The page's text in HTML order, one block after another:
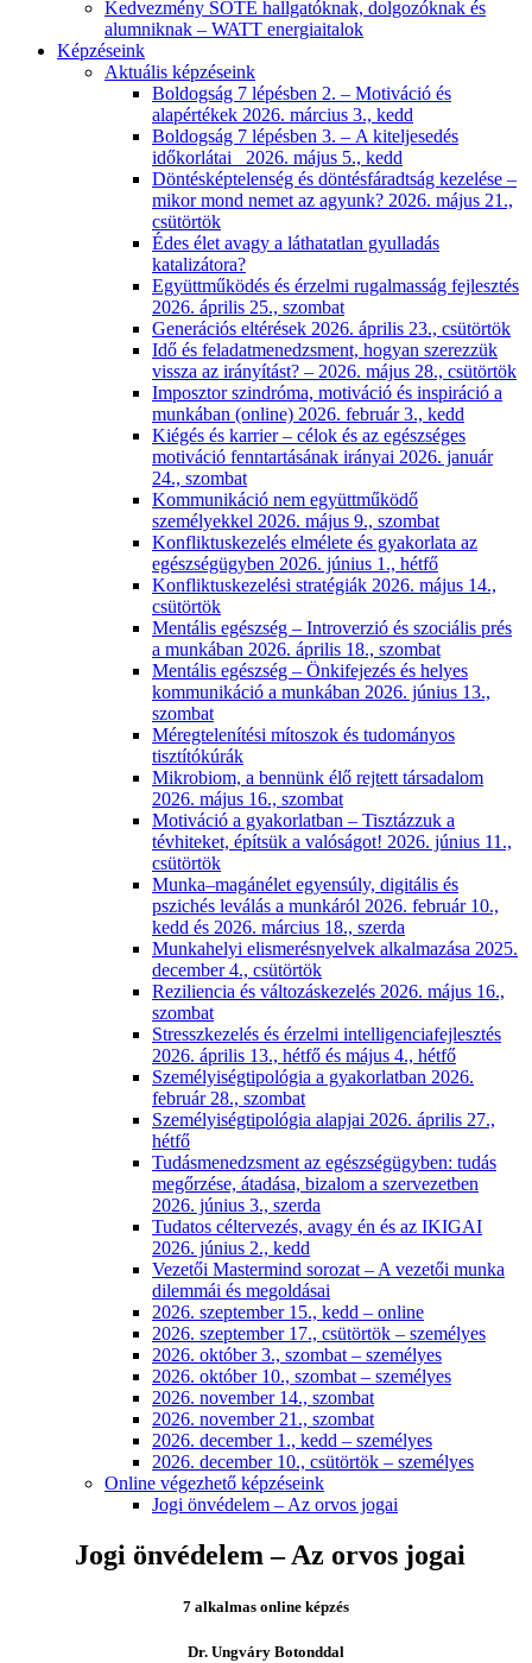
Kedvezmény SOTE hallgatóknak, dolgozóknak és
alumniknak – WATT energiaitalok
Képzéseink
Aktuális képzéseink
Boldogság 7 lépésben 2. – Motiváció és
alapértékek 2026. március 3., kedd
Boldogság 7 lépésben 3. – A kiteljesedés
időkorlátai 2026. május 5., kedd
Döntésképtelenség és döntésfáradtság kezelése –
mikor mond nemet az agyunk? 2026. május 21.,
csütörtök
Édes élet avagy a láthatatlan gyulladás
katalizátora?
Együttműködés és érzelmi rugalmasság fejlesztés
2026. április 25., szombat
Generációs eltérések 2026. április 23., csütörtök
Idő és feladatmenedzsment, hogyan szerezzük
vissza az irányítást? – 2026. május 28., csütörtök
Imposztor szindróma, motiváció és inspiráció a
munkában (online) 2026. február 3., kedd
Kiégés és karrier – célok és az egészséges
motiváció fenntartásának irányai 2026. január
24., szombat
Kommunikáció nem együttműködő
személyekkel 2026. május 9., szombat
Konfliktuskezelés elmélete és gyakorlata az
egészségügyben 2026. június 1., hétfő
Konfliktuskezelési stratégiák 2026. május 14.,
csütörtök
Mentális egészség – Introverzió és szociális prés
a munkában 2026. április 18., szombat
Mentális egészség – Önkifejezés és helyes
kommunikáció a munkában 2026. június 13.,
szombat
Méregtelenítési mítoszok és tudományos
tisztítókúrák
Mikrobiom, a bennünk élő rejtett társadalom
2026. május 16., szombat
Motiváció a gyakorlatban – Tisztázzuk a
tévhiteket, építsük a valóságot! 2026. június 11.,
csütörtök
Munka–magánélet egyensúly, digitális és
pszichés leválás a munkáról 2026. február 10.,
kedd és 2026. március 18., szerda
Munkahelyi elismerésnyelvek alkalmazása 2025.
december 4., csütörtök
Reziliencia és változáskezelés 2026. május 16.,
szombat
Stresszkezelés és érzelmi intelligenciafejlesztés
2026. április 13., hétfő és május 4., hétfő
Személyiségtipológia a gyakorlatban 2026.
február 28., szombat
Személyiségtipológia alapjai 2026. április 27.,
hétfő
Tudásmenedzsment az egészségügyben: tudás
megőrzése, átadása, bizalom a szervezetben
2026. június 3., szerda
Tudatos céltervezés, avagy én és az IKIGAI
2026. június 2., kedd
Vezetői Mastermind sorozat – A vezetői munka
dilemmái és megoldásai
2026. szeptember 15., kedd – online
2026. szeptember 17., csütörtök – személyes
2026. október 3., szombat – személyes
2026. október 10., szombat – személyes
2026. november 14., szombat
2026. november 21., szombat
2026. december 1., kedd – személyes
2026. december 10., csütörtök – személyes
Online végezhető képzéseink
Jogi önvédelem – Az orvos jogai
Jogi önvédelem – Az orvos jogai
7 alkalmas online képzés
Dr. Ungváry Botonddal